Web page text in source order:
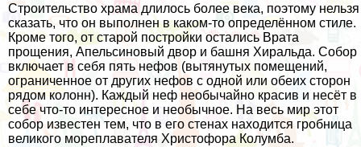
Строительство храма длилось более века, поэтому нельзя
сказать, что он выполнен в каком-то определённом стиле.
Кроме того, от старой постройки остались Врата
прощения, Апельсиновый двор и башня Хиральда. Собор
включает в себя пять нефов (вытянутых помещений,
ограниченное от других нефов с одной или обеих сторон
рядом колонн). Каждый неф необычайно красив и несёт в
себе что-то интересное и необычное. На весь мир этот
собор известен тем, что в его стенах находится гробница
великого мореплавателя Христофора Колумба.